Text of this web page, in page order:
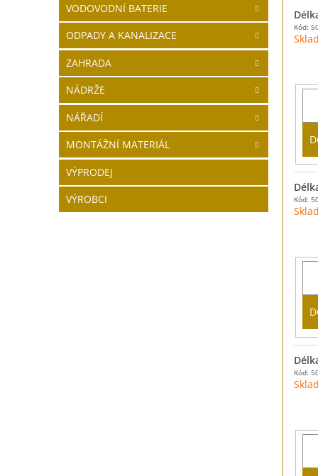
VODOVODNÍ BATERIE
ODPADY A KANALIZACE
ZAHRADA
NÁDRŽE
NÁŘADÍ
MONTÁŽNÍ MATERIÁL
VÝPRODEJ
VÝROBCI
Kód:
Kód:
Kód: